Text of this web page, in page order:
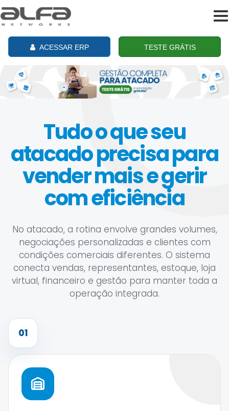
ACESSAR ERP TESTE GRÁTIS
Tudo o que seu
atacado precisa para
vender mais e gerir
com eficiência
No atacado, a rotina envolve grandes volumes,
negociações personalizadas e clientes com
condições comerciais diferentes. O sistema
conecta vendas, representantes, estoque, loja
virtual, financeiro e gestão para manter toda a
operação integrada.
01